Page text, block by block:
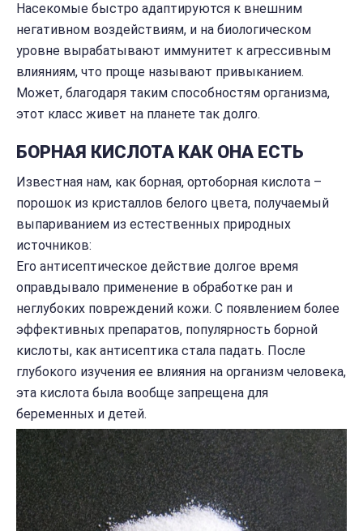
Насекомые быстро адаптируются к внешним
негативном воздействиям, и на биологическом
уровне вырабатывают иммунитет к агрессивным
влияниям, что проще называют привыканием.
Может, благодаря таким способностям организма,
этот класс живет на планете так долго.
БОРНАЯ КИСЛОТА КАК ОНА ЕСТЬ
Известная нам, как борная, ортоборная кислота –
порошок из кристаллов белого цвета, получаемый
выпариванием из естественных природных
источников:
Его антисептическое действие долгое время
оправдывало применение в обработке ран и
неглубоких повреждений кожи. С появлением более
эффективных препаратов, популярность борной
кислоты, как антисептика стала падать. После
глубокого изучения ее влияния на организм человека,
эта кислота была вообще запрещена для
беременных и детей.